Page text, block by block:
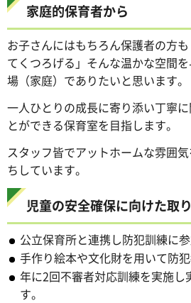
家庭的保育者から
お子さんにはもちろん保護者の方
てくつろげる」そんな温かな空間
場（家庭）でありたいと思います。
一人ひとりの成長に寄り添い丁寧
とができる保育室を目指します。
スタッフ皆でアットホームな雰囲
ちしています。
児童の安全確保に向けた取
公立保育所と連携し防犯訓練に参
手作り絵本や文化財を用いて防
年に2回不審者対応訓練を実施し
す。